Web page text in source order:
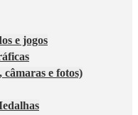
e jogos
e fotos)